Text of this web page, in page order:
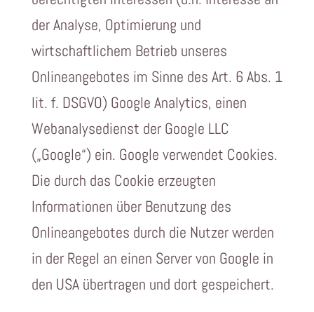
der Analyse, Optimierung und
wirtschaftlichem Betrieb unseres
Onlineangebotes im Sinne des Art. 6 Abs. 1
lit. f. DSGVO) Google Analytics, einen
Webanalysedienst der Google LLC
(„Google“) ein. Google verwendet Cookies.
Die durch das Cookie erzeugten
Informationen über Benutzung des
Onlineangebotes durch die Nutzer werden
in der Regel an einen Server von Google in
den USA übertragen und dort gespeichert.